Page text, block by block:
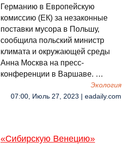
Германию в Европейскую
комиссию (ЕК) за незаконные
поставки мусора в Польшу,
сообщила польский министр
климата и окружающей среды
Анна Москва на пресс-
конференции в Варшаве. …
Экология
07:00, Июль 27, 2023 | eadaily.com
«Сибирскую Венецию»